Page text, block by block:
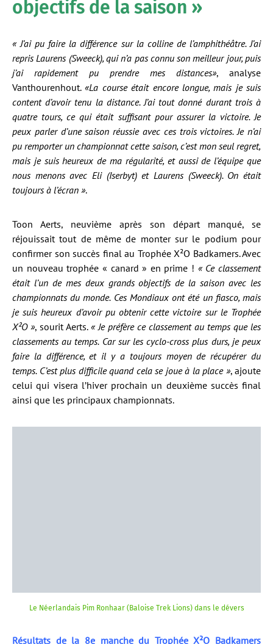
objectifs de la saison »
« J’ai pu faire la différence sur la colline de l’amphithéâtre. J’ai
repris Laurens (Sweeck), qui n’a pas connu son meilleur jour, puis
j’ai rapidement pu prendre mes distances», analyse
Vanthourenhout.«La course était encore longue, mais je suis
content d’avoir tenu la distance. J’ai tout donné durant trois à
quatre tours, ce qui était suffisant pour assurer la victoire. Je
peux parler d’une saison réussie avec ces trois victoires. Je n’ai
pu remporter un championnat cette saison, c’est mon seul regret,
mais je suis heureux de ma régularité, et aussi de l’équipe que
nous menons avec Eli (Iserbyt) et Laurens (Sweeck). On était
toujours à l’écran ».
Toon Aerts, neuvième après son départ manqué, se
réjouissait tout de même de monter sur le podium pour
confirmer son succès final au Trophée X²O Badkamers. Avec
un nouveau trophée « canard » en prime ! « Ce classement
était l’un de mes deux grands objectifs de la saison avec les
championnats du monde. Ces Mondiaux ont été un fiasco, mais
je suis heureux d’avoir pu obtenir cette victoire sur le Trophée
X²O », sourit Aerts. « Je préfère ce classement au temps que les
classements au temps. Car sur les cyclo-cross plus durs, je peux
faire la différence, et il y a toujours moyen de récupérer du
temps. C’est plus difficile quand cela se joue à la place », ajoute
celui qui visera l’hiver prochain un deuxième succès final
ainsi que les principaux championnats.
Le Néerlandais Pim Ronhaar (Baloise Trek Lions) dans le dévers
Résultats de la 8e manche du Trophée X²O Badkamers